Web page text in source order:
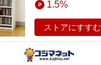
1.5%
ストアにすすむ